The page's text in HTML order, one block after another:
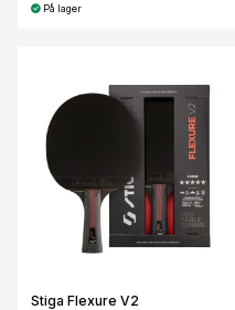
På lager
Stiga Flexure V2